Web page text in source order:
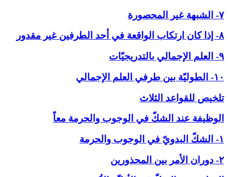
۷- الشبهة غير المحصورة
۸- إذا كان ارتكاب الواقعة في أحد الطرفين غير مقدور
۹- العلم الإجمالي بالتدريجيّات
۱۰- الطوليّة بين طرفي العلم الإجمالي
تلخيص للقواعد الثلاث
الوظيفة عند الشكّ في ‏الوجوب والحرمة معاً
۱- الشكّ البدويّ في الوجوب والحرمة
۲- دوران الأمر بين المحذورين